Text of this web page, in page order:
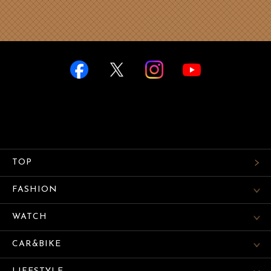
TOP
FASHION
WATCH
CAR&BIKE